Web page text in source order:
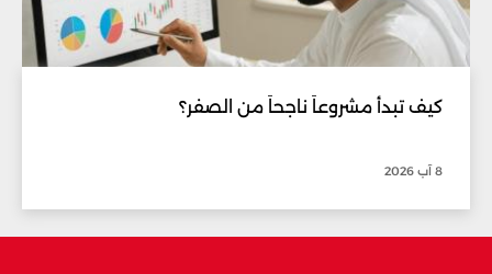
كيف تبدأ مشروعاً ناجحاً من الصفر؟
8 آب 2026